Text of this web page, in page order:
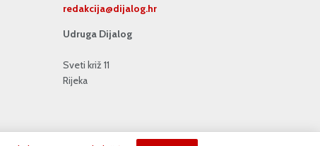
redakcija@dijalog.hr
Udruga Dijalog
Sveti križ 11
Rijeka